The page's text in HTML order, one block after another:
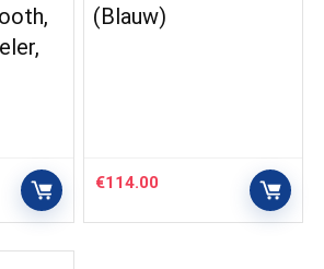
(Blauw)
€114.00